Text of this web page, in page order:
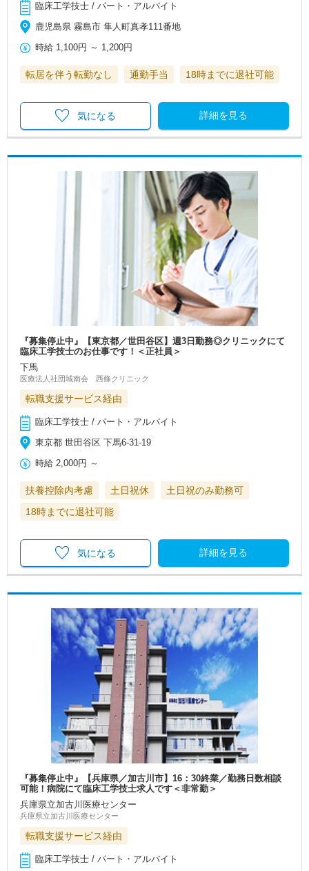
臨床工学技士 / パート・アルバイト
鹿児島県 霧島市 隼人町真孝111番地
時給 1,100円 ～ 1,200円
転居を伴う転勤なし 通勤手当 18時までに退社可能
詳細を見る
気になる
『募集停止中』【東京都／世田谷区】週3日勤務◎クリニックにて
臨床工学技士のお仕事です！＜正社員＞
下馬
医療法人社団城南会 西條クリニック
転職支援サービス経由
臨床工学技士 / パート・アルバイト
東京都 世田谷区 下馬6-31-19
時給 2,000円 ～
扶養控除内考慮 土日祝休
土日祝のみ勤務可
18時までに退社可能
詳細を見る
気になる
『募集停止中』【兵庫県／加古川市】16：30終業／勤務日数相談
可能！病院にて臨床工学技士求人です＜非常勤＞
兵庫県立加古川医療センター
兵庫県立加古川医療センター
転職支援サービス経由
臨床工学技士 / パート・アルバイト